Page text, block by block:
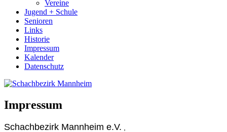
Vereine
Jugend + Schule
Senioren
Links
Historie
Impressum
Kalender
Datenschutz
Impressum
Schachbezirk Mannheim e.V.